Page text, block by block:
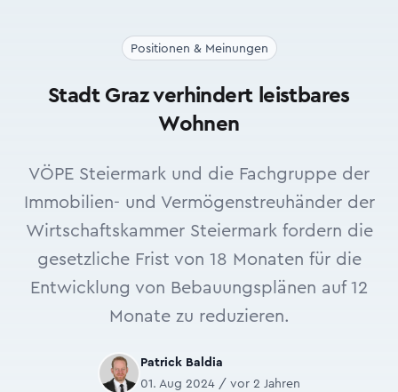
Positionen & Meinungen
Stadt Graz verhindert leistbares
Wohnen
VÖPE Steiermark und die Fachgruppe der
Immobilien- und Vermögenstreuhänder der
Wirtschaftskammer Steiermark fordern die
gesetzliche Frist von 18 Monaten für die
Entwicklung von Bebauungsplänen auf 12
Monate zu reduzieren.
Patrick Baldia
01. Aug 2024 / vor 2 Jahren